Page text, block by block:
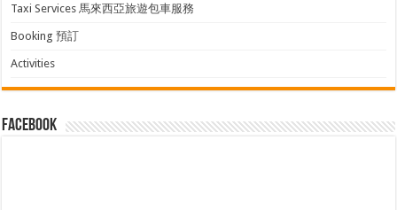
Taxi Services 馬來西亞旅遊包車服務
Booking 預訂
Activities
facebook